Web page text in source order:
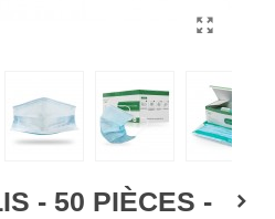
- 50 PIÈCES -